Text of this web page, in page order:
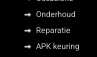
Onderhoud
Reparatie
APK keuring